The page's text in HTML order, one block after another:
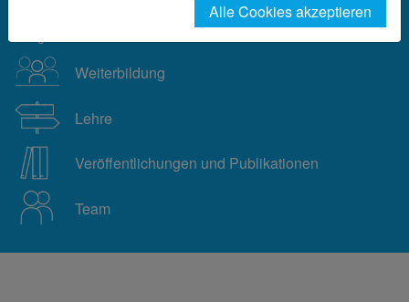
Weiterbildung
Lehre
Veröffentlichungen und Publikationen
Team
Alle Cookies akzeptieren